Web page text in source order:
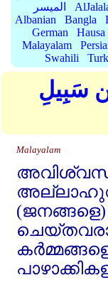
الميسر
Albanian
Bangla
German
Hausa
Malayalam
Swahili
سَبِيلِ
Malayalam